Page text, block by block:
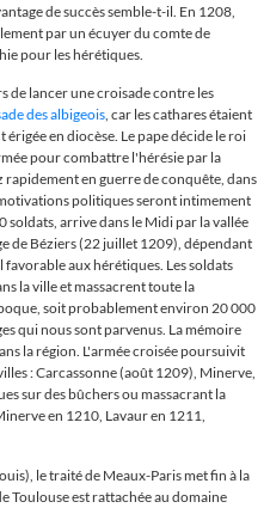
de succès semble-t-il. En 1208,
par un écuyer du comte de
pour les hérétiques.
de lancer une croisade contre les
des albigeois, car les cathares étaient
en diocèse. Le pape décide le roi
pour combattre l'hérésie par la
rapidement en guerre de conquête, dans
politiques seront intimement
soldats, arrive dans le Midi par la vallée
de Béziers (22 juillet 1209), dépendant
aux hérétiques. Les soldats
la ville et massacrent toute la
soit probablement environ 20 000
qui nous sont parvenus. La mémoire
la région. L'armée croisée poursuivit
: Carcassonne (août 1209), Minerve,
sur des bûchers ou massacrant la
en 1210, Lavaur en 1211,
le traité de Meaux-Paris met fin à la
Toulouse est rattachée au domaine